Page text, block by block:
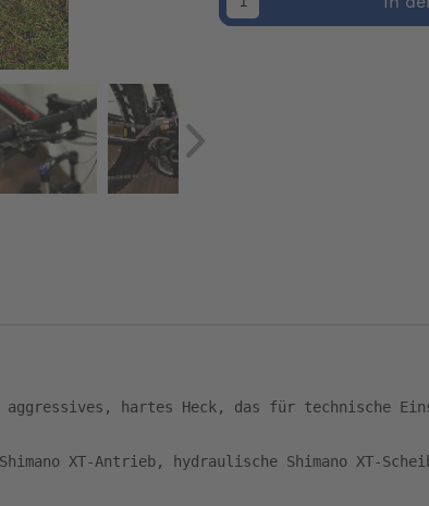
hartes Heck, das für technische
XT-Antrieb, hydraulische Shimano XT-